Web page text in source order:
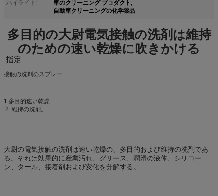
ハイライト:
車のクリーニング プロダクト ,
自動車クリーニングの化学薬品
多目的の大尉電気接触の洗剤は維持
のための速い乾燥に吹きかける
指定
接触の洗剤のスプレー
1.多目的速い乾燥
2. 維持の洗剤。
大尉の電気接触の洗剤は速い乾燥の、多目的および維持の洗剤であ
る。それは効果的に産業汚れ、グリース、潤滑の液体、シリコー
ン、タール、接着剤および変化を分解する。